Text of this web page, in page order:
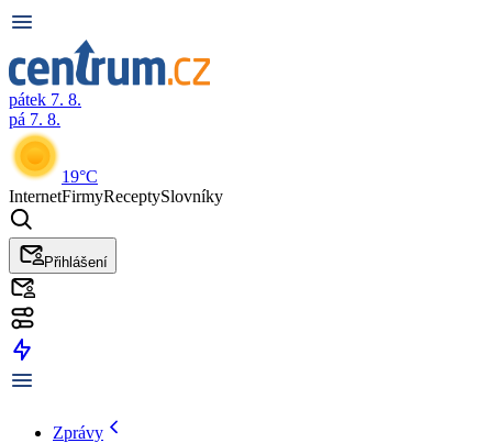
pátek 7. 8.
pá 7. 8.
19°C
InternetFirmyReceptySlovníky
Přihlášení
Zprávy